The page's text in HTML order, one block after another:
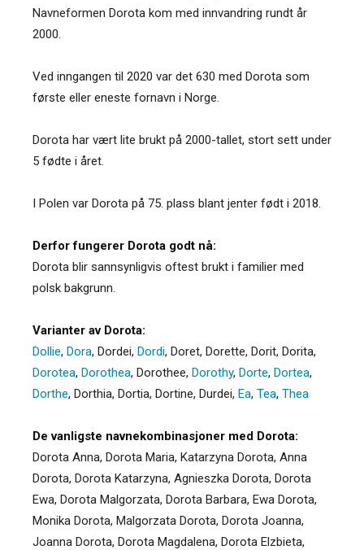
Navneformen Dorota kom med innvandring rundt år
2000.
Ved inngangen til 2020 var det 630 med Dorota som
første eller eneste fornavn i Norge.
Dorota har vært lite brukt på 2000-tallet, stort sett under
5 fødte i året.
I Polen var Dorota på 75. plass blant jenter født i 2018.
Derfor fungerer Dorota godt nå:
Dorota blir sannsynligvis oftest brukt i familier med
polsk bakgrunn.
Varianter av Dorota:
Dollie, Dora, Dordei, Dordi, Doret, Dorette, Dorit, Dorita,
Dorotea, Dorothea, Dorothee, Dorothy, Dorte, Dortea,
Dorthe, Dorthia, Dortia, Dortine, Durdei, Ea, Tea, Thea
De vanligste navnekombinasjoner med Dorota:
Dorota Anna, Dorota Maria, Katarzyna Dorota, Anna
Dorota, Dorota Katarzyna, Agnieszka Dorota, Dorota
Ewa, Dorota Malgorzata, Dorota Barbara, Ewa Dorota,
Monika Dorota, Malgorzata Dorota, Dorota Joanna,
Joanna Dorota, Dorota Magdalena, Dorota Elzbieta,